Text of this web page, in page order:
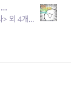
…
4개 작품